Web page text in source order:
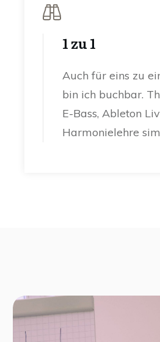
1 zu 1
Auch für eins zu
bin ich buchbar.
E-Bass, Ableton
Harmonielehre